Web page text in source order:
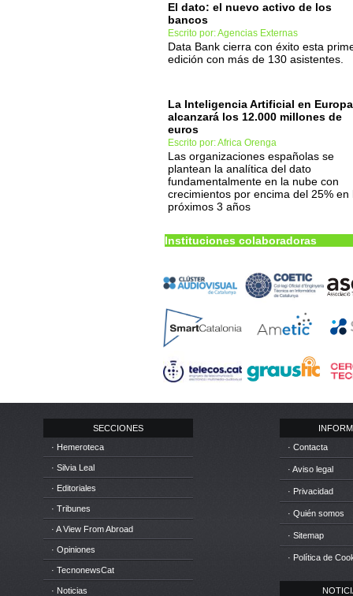
El dato: el nuevo activo de los
bancos
Escrito por: Agencias Externas
Data Bank cierra con éxito esta
edición con más de 130 asistentes.
La Inteligencia Artificial en Europa
alcanzará los 12.000 millones de
euros
Escrito por: Africa Orenga
Las organizaciones españolas se
plantean la analítica del dato
fundamentalmente en la nube con
crecimientos por encima del 25% en
próximos 3 años
Instituciones colaboradoras
SECCIONES
· Hemeroteca
· Silvia Leal
· Editoriales
· Tribunes
· A View From Abroad
· Opiniones
· TecnonewsCat
· Noticias
· Contacta
· Aviso legal
· Privacidad
· Quién somos
· Sitemap
· Política de